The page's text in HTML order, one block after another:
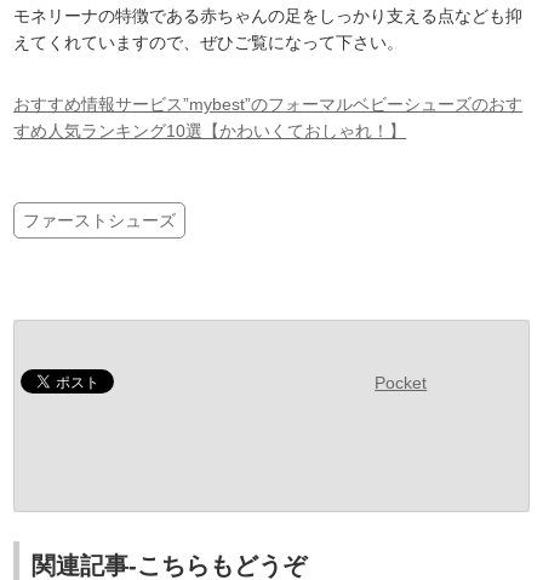
モネリーナの特徴である赤ちゃんの足をしっかり支える点なども抑
えてくれていますので、ぜひご覧になって下さい。
おすすめ情報サービス”mybest”のフォーマルベビーシューズのおす
すめ人気ランキング10選【かわいくておしゃれ！】
ファーストシューズ
Pocket
関連記事-こちらもどうぞ